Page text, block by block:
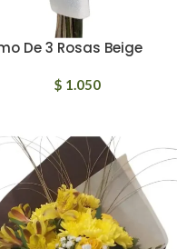
De 3 Rosas Beige
$ 1.050